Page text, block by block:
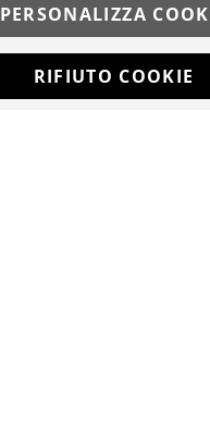
PERSONALIZZA
RIFIUTO COOKIE